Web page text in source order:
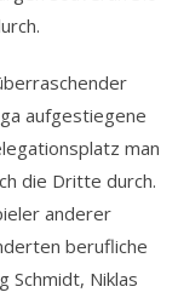
aufgestiegene
man
die Dritte durch.
anderer
berufliche
Schmidt, Niklas